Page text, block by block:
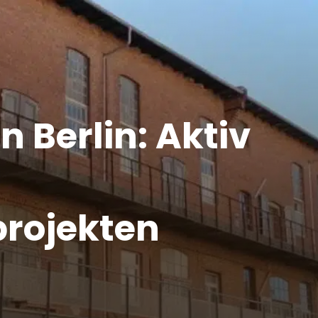
Dokumentation
Objektbetreuung
Provenienz /
Wertschätzung
Berlin: Aktiv